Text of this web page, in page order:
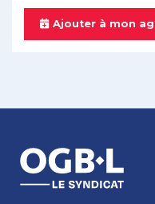
Ajouter à mon